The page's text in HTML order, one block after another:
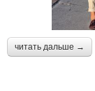
читать дальше →